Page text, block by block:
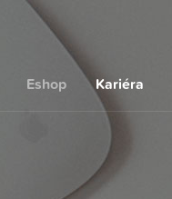
Eshop Kariéra